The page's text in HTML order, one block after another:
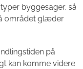
byggesager, så
området glæder
på
kan komme videre